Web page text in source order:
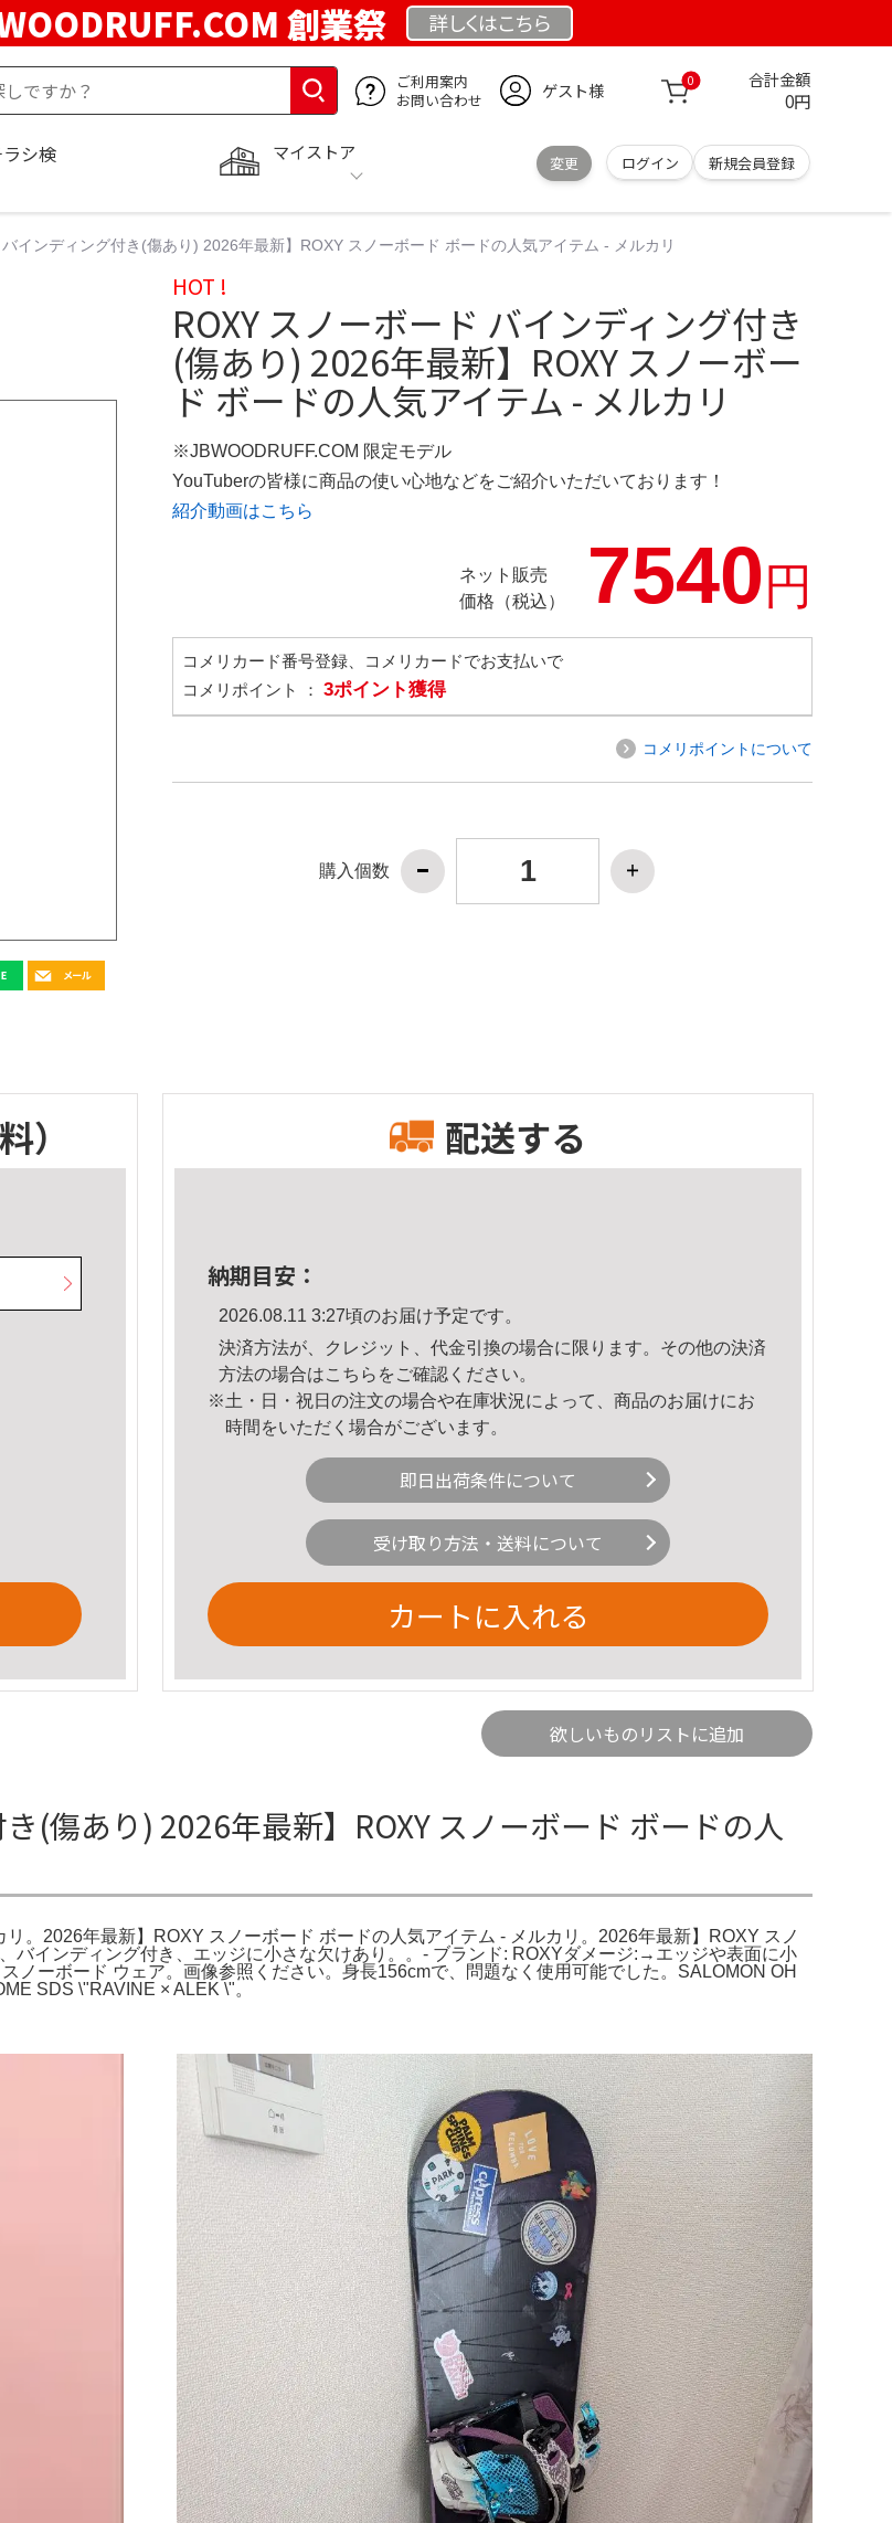
創業祭 詳しくはこちら
ご利用案内
お問い合わせ
ゲスト様 0 合計金額
0円
マイストア
変更 ログイン 新規会員登録
シ検
インディング付き(傷あり) 2026年最新】ROXY スノーボード ボードの人気アイテム - メルカリ
HOT !
ROXY スノーボード バインディング付き
(傷あり) 2026年最新】ROXY スノーボー
ド ボードの人気アイテム - メルカリ
※JBWOODRUFF.COM 限定モデル
YouTuberの皆様に商品の使い心地などをご紹介いただいております！
紹介動画はこちら
ネット販売
価格（税込）
7540円
コメリカード番号登録、コメリカードでお支払いで
コメリポイント ： 3ポイント獲得
コメリポイントについて
購入個数
） 配送する
納期目安：
2026.08.11 3:27頃のお届け予定です。
決済方法が、クレジット、代金引換の場合に限ります。その他の決済
方法の場合はこちら をご確認ください。
※土・日・祝日の注文の場合や在庫状況によって、商品のお届けにお
時間をいただく場合がございます。
即日出荷条件について
受け取り方法・送料について
カートに入れる
欲しいものリストに追加
(傷あり) 2026年最新】ROXY スノーボード ボードの人
。2026年最新】ROXY スノーボード ボードの人気アイテム - メルカリ。2026年最新】ROXY スノ
バインディング付き、エッジに小さな欠けあり。。- ブランド: ROXYダメージ:→エッジや表面に小
ノーボード ウェア。画像参照ください。身長156cmで、問題なく使用可能でした。SALOMON OH
SDS \"RAVINE × ALEK \"。